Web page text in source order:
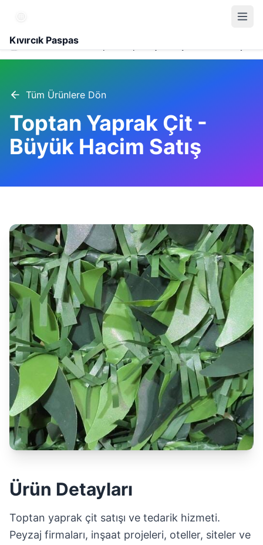
Kıvırcık Paspas
Ürünler
Tüm Ürünlere Dön
Toptan Yaprak Çit -
Büyük Hacim Satış
Ürün Detayları
Toptan yaprak çit satışı ve tedarik hizmeti.
Peyzaj firmaları, inşaat projeleri, oteller, siteler ve